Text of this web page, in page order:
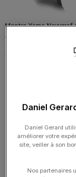
Montre Yema Navygraf
Auto Cadran Noir
1 690.00
Daniel
Daniel Gerard
améliorer votre
site, veiller à son
Nos partenaires